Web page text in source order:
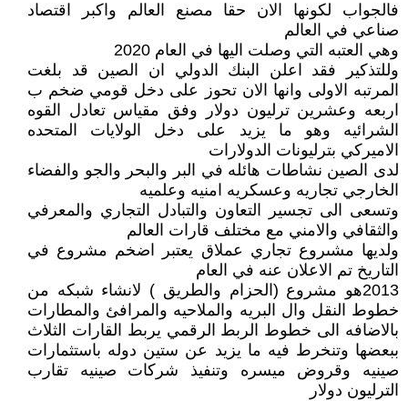
فالجواب لكونها الان حقا مصنع العالم واكبر اقتصاد
صناعي في العالم
وهي العتبه التي وصلت اليها في العام 2020
وللتذكير فقد اعلن البنك الدولي ان الصين قد بلغت
المرتبه الاولى وانها الان تحوز على دخل قومي ضخم ب
اربعه وعشرين ترليون دولار وفق مقياس تعادل القوه
الشرائيه وهو ما يزيد على دخل الولايات المتحده
الاميركي بترليونات الدولارات
لدى الصين نشاطات هائله في البر والبحر والجو والفضاء
الخارجي تجاريه وعسكريه امنيه وعلميه
وتسعى الى تجسير التعاون والتبادل التجاري والمعرفي
والثقافي والامني مع مختلف قارات العالم
ولديها مشىروع تجاري عملاق يعتبر اضخم مشروع في
التاريخ تم الاعلان عنه في العام
2013هو مشروع (الحزام والطريق ) لانشاء شبكه من
خطوط النقل وال البريه والملاحيه والمرافئ والمطارات
بالاضافه الى خطوط الربط الرقمي يربط القارات الثلاث
ببعضها وتنخرط فيه ما يزيد عن ستين دوله باستثمارات
صينيه وقروض ميسره وتنفيذ شركات صينيه تقارب
الترليون دولار